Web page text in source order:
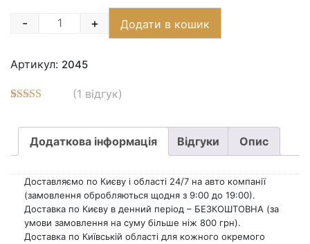
Quantity
- + Додати в кошик
Артикул: 2045
основі
опитування
покупців
(1 відгук)
Додаткова інформація Відгуки Опис
Доставляємо по Києву і області 24/7 на авто компанії
(замовлення обробляються щодня з 9:00 до 19:00).
Доставка по Києву в денний період – БЕЗКОШТОВНА (за
умови замовлення на суму більше ніж 800 грн).
Доставка по Київській області для кожного окремого